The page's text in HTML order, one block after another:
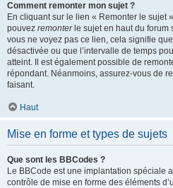
Comment remonter mon sujet ?
En cliquant sur le lien « Remonter le sujet
pouvez remonterle sujet en haut du forum
vous ne voyez pas ce lien, cela signifie
désactivée ou que l’intervalle de temps
atteint. Il est également possible de
répondant. Néanmoins, assurez-vous de
faisant.
Haut
Mise en forme et types de sujets
Que sont les BBCodes ?
Le BBCode est une implantation spéciale
contrôle de mise en forme des éléments